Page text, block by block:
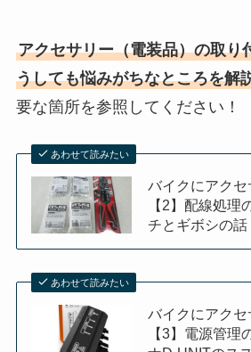
アクセサリー（電装品）の取り
うしても悩みがちなところを解
要な箇所を参照してください！
あわせて読みたい
バイクにアク
【2】配線処理
チとギボシの話
あわせて読みたい
バイクにアク
【3】電源管理